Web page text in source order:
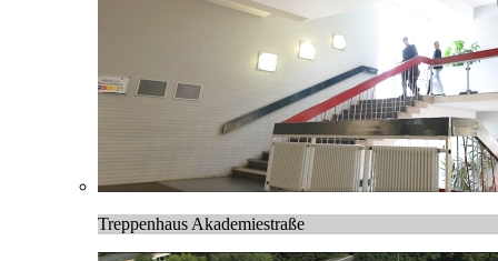
Treppenhaus Akademiestraße